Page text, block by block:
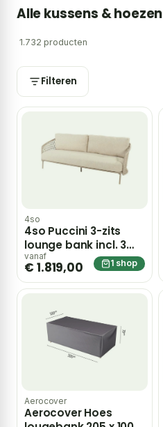
Alle kussens & hoezen
1.732 producten
Filteren
4so
4so Puccini 3-zits
lounge bank incl. 3
kussens – bruin
vanaf
€ 1.819,00 1 shop
Aerocover
Aerocover Hoes